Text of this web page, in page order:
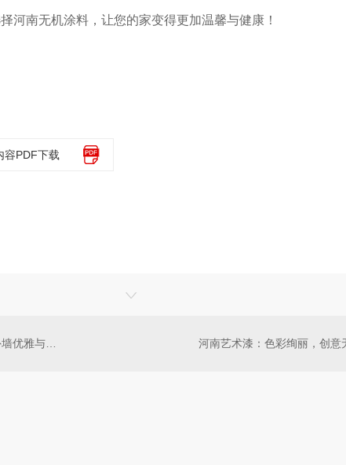
河南无机涂料，让您的家变得更加温馨与健康！
容PDF下载
探索河南天然真石漆：赋予建筑外墙优雅与耐久的外观